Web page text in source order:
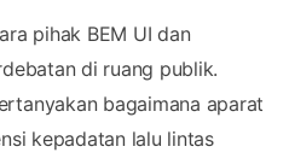
pihak BEM UI dan
di ruang publik.
bagaimana aparat
kepadatan lalu lintas